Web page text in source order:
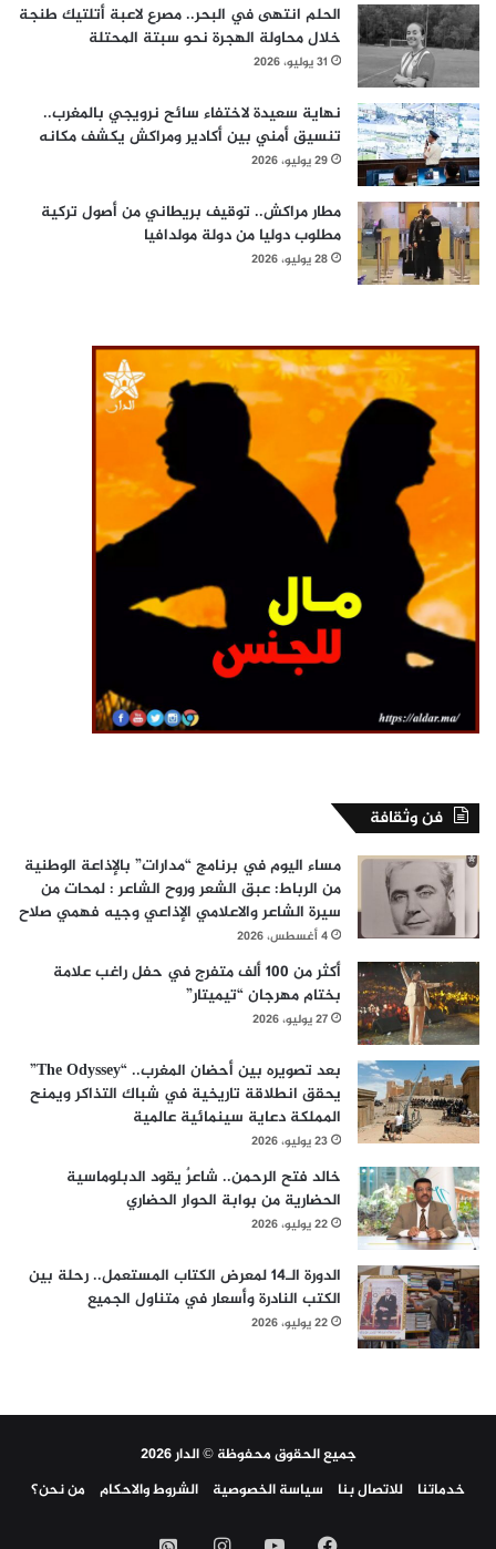
الحلم انتهى في البحر.. مصرع لاعبة أتلتيك طنجة
خلال محاولة الهجرة نحو سبتة المحتلة
31 يوليو، 2026
نهاية سعيدة لاختفاء سائح نرويجي بالمغرب..
تنسيق أمني بين أكادير ومراكش يكشف مكانه
29 يوليو، 2026
مطار مراكش.. توقيف بريطاني من أصول تركية
مطلوب دوليا من دولة مولدافيا
28 يوليو، 2026
فن وثقافة
مساء اليوم في برنامج “مدارات” بالإذاعة الوطنية
من الرباط: عبق الشعر وروح الشاعر : لمحات من
سيرة الشاعر والاعلامي الإذاعي وجيه فهمي صلاح
4 أغسطس، 2026
أكثر من 100 ألف متفرج في حفل راغب علامة
بختام مهرجان “تيميتار”
27 يوليو، 2026
بعد تصويره بين أحضان المغرب.. “The Odyssey”
يحقق انطلاقة تاريخية في شباك التذاكر ويمنح
المملكة دعاية سينمائية عالمية
23 يوليو، 2026
خالد فتح الرحمن.. شاعرٌ يقود الدبلوماسية
الحضارية من بوابة الحوار الحضاري
22 يوليو، 2026
الدورة الـ14 لمعرض الكتاب المستعمل.. رحلة بين
الكتب النادرة وأسعار في متناول الجميع
22 يوليو، 2026
جميع الحقوق محفوظة © الدار 2026
خدماتنا
للاتصال بنا سياسة الخصوصية الشروط والاحكام من نحن؟